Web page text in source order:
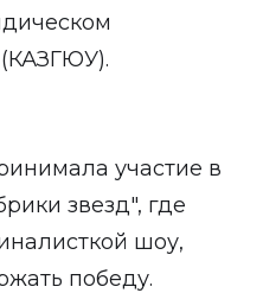
участие в
звезд", где
шоу,
победу.